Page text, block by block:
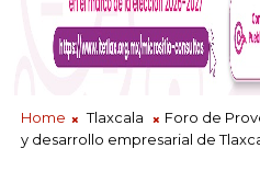
Home Tlaxcala
Foro de
y desarrollo empresarial de